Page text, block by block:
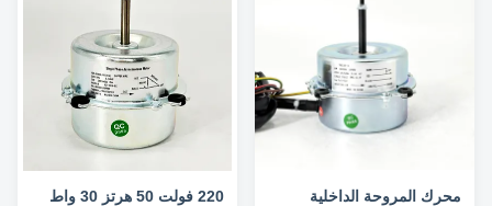
محرك المروحة الداخلية
220 فولت 50 هرتز 30 واط